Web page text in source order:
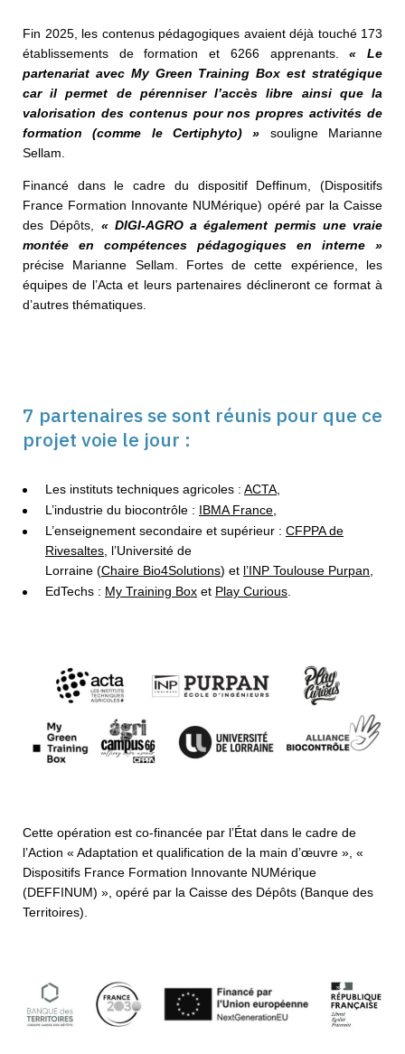
Fin 2025, les contenus pédagogiques avaient déjà touché 173
établissements de formation et 6266 apprenants.« Le
partenariat avec My Green Training Box est stratégique
car il permet de pérenniser l’accès libre ainsi que la
valorisation des contenus pour nos propres activités de
formation (comme le Certiphyto) » souligne Marianne
Sellam.
Financé dans le cadre du dispositif Deffinum, (Dispositifs
France Formation Innovante NUMérique) opéré par la Caisse
des Dépôts, « DIGI-AGRO a également permis une vraie
montée en compétences
pédagogiques en interne »
précise Marianne Sellam. Fortes de cette expérience, les
équipes de l’Acta et leurs partenaires déclineront ce format à
d’autres thématiques.
7 partenaires se sont réunis pour que ce
projet voie le jour :
Les instituts techniques agricoles : ACTA
L’industrie du biocontrôle : IBMA France
L’enseignement secondaire et supérieur : CFPPA de
Rivesaltes , l’Université de
Lorraine (Chaire Bio4Solutions) et l’INP Toulouse Purpan
EdTechs : My Training Box et Play Curious
Cette opération est co-financée par l’État dans le cadre de
l’Action « Adaptation et qualification de la main d’œuvre », «
Dispositifs France Formation Innovante NUMérique
(DEFFINUM) », opéré par la Caisse des Dépôts (Banque des
Territoires).